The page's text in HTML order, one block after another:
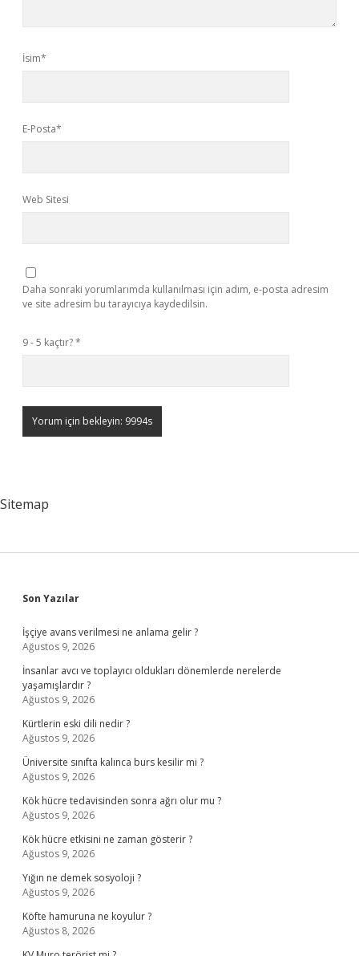
İsim*
E-Posta*
Web Sitesi
Daha sonraki yorumlarımda kullanılması için adım, e-posta adresim
ve site adresim bu tarayıcıya kaydedilsin.
9 - 5 kaçtır?*
Sitemap
Sidebar
Son Yazılar
İşçiye avans verilmesi ne anlama gelir ?
Ağustos 9, 2026
İnsanlar avcı ve toplayıcı oldukları dönemlerde nerelerde
yaşamışlardır ?
Ağustos 9, 2026
Kürtlerin eski dili nedir ?
Ağustos 9, 2026
Üniversite sınıfta kalınca burs kesilir mi ?
Ağustos 9, 2026
Kök hücre tedavisinden sonra ağrı olur mu ?
Ağustos 9, 2026
Kök hücre etkisini ne zaman gösterir ?
Ağustos 9, 2026
Yığın ne demek sosyoloji ?
Ağustos 9, 2026
Köfte hamuruna ne koyulur ?
Ağustos 8, 2026